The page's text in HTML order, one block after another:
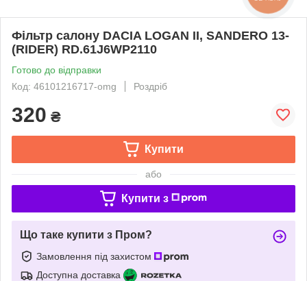
Фільтр салону DACIA LOGAN II, SANDERO 13-
(RIDER) RD.61J6WP2110
Готово до відправки
Код: 46101216717-omg
Роздріб
320 ₴
Купити
або
Купити з
Що таке купити з Пром?
Замовлення під захистом
Доступна доставка